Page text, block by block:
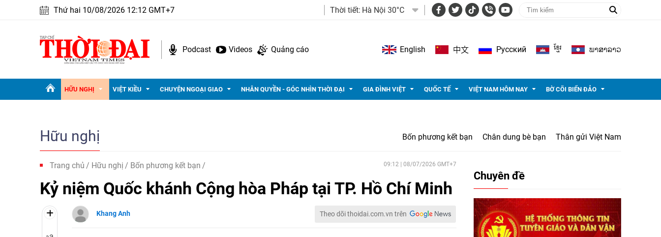
Thứ hai 10/08/2026 12:12 GMT+7 Thời tiết: Hà Nội 30°C
Podcast Videos Quảng cáo English 中文 Pусский ខ្មែរ ພາ​ສາ​ລາວ
HỮU NGHỊ VIỆT KIỀU CHUYỆN NGOẠI GIAO NHÂN QUYỀN - GÓC NHÌN THỜI ĐẠI GIA ĐÌNH VIỆT QUỐC TẾ VIỆT NAM HÔM NAY BỜ CÕI BIỂN ĐẢO
Hữu nghị Bốn phương kết bạn Chân dung bè bạn Thân gửi Việt Nam
Trang chủ Hữu nghị Bốn phương kết bạn 09:12 | 08/07/2026 GMT+7
Kỷ niệm Quốc khánh Cộng hòa Pháp tại TP. Hồ Chí Minh
Khang Anh Theo dõi thoidai.com.vn trên
Chuyên đề